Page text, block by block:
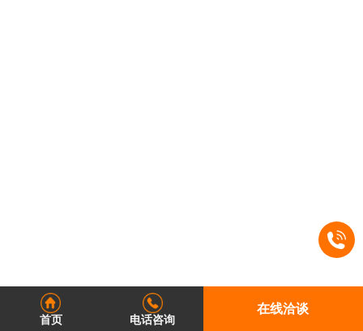
首页 电话咨询
在线洽谈